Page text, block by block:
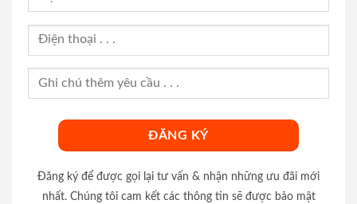
Đăng ký để được gọi lại tư vấn & nhận những ưu đãi mới
nhất. Chúng tôi cam kết các thông tin sẽ được bảo mật